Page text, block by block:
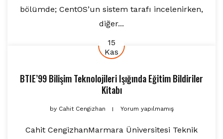
bölümde; CentOS’un sistem tarafı incelenirken,
diğer...
15
Kas
BTIE’99 Bilişim Teknolojileri Işığında Eğitim Bildiriler
Kitabı
byCahit Cengizhan Yorum yapılmamış
Cahit CengizhanMarmara Üniversitesi Teknik